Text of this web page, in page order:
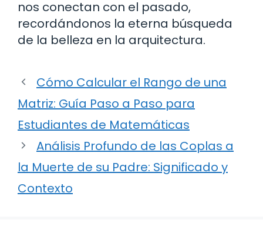
nos conectan con el pasado,
recordándonos la eterna búsqueda
de la belleza en la arquitectura.
Cómo Calcular el Rango de una
Matriz: Guía Paso a Paso para
Estudiantes de Matemáticas
Análisis Profundo de las Coplas a
la Muerte de su Padre: Significado y
Contexto